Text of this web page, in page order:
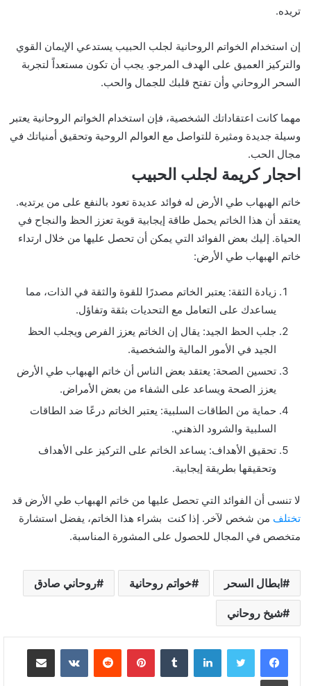
تريده.
إن استخدام الخواتم الروحانية لجلب الحبيب يستدعي الإيمان القوي
والتركيز العميق على الهدف المرجو. يجب أن تكون مستعداً لتجربة
السحر الروحاني وأن تفتح قلبك للجمال والحب.
مهما كانت اعتقاداتك الشخصية، فإن استخدام الخواتم الروحانية يعتبر
وسيلة جديدة ومثيرة للتواصل مع العوالم الروحية وتحقيق أمنياتك في
مجال الحب.
احجار كريمة لجلب الحبيب
خاتم الهبهاب طي الأرض له فوائد عديدة تعود بالنفع على من يرتديه.
يعتقد أن هذا الخاتم يحمل طاقة إيجابية قوية تعزز الحظ والنجاح في
الحياة. إليك بعض الفوائد التي يمكن أن تحصل عليها من خلال ارتداء
خاتم الهبهاب طي الأرض:
زيادة الثقة: يعتبر الخاتم مصدرًا للقوة والثقة في الذات، مما
يساعدك على التعامل مع التحديات بثقة وتفاؤل.
جلب الحظ الجيد: يقال إن الخاتم يعزز الفرص ويجلب الحظ
الجيد في الأمور المالية والشخصية.
تحسين الصحة: يعتقد بعض الناس أن خاتم الهبهاب طي الأرض
يعزز الصحة ويساعد على الشفاء من بعض الأمراض.
حماية من الطاقات السلبية: يعتبر الخاتم درعًا ضد الطاقات
السلبية والشرود الذهني.
تحقيق الأهداف: يساعد الخاتم على التركيز على الأهداف
وتحقيقها بطريقة إيجابية.
لا تنسى أن الفوائد التي تحصل عليها من خاتم الهبهاب طي الأرض قد
تختلف من شخص لآخر. إذا كنت بشراء هذا الخاتم، يفضل استشارة
متخصص في المجال للحصول على المشورة المناسبة.
ابطال السحر خواتم روحانية روحاني صادق
شيخ روحاني
لينكدإن بينتيريست مشاركة عبر البريد
طباعة